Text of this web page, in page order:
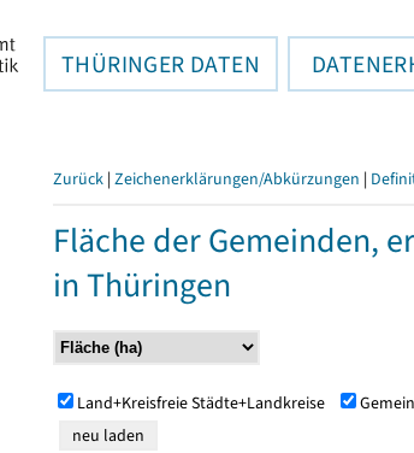
THÜRINGER DATEN
Zurück | Zeichenerklärungen/Abkürzungen |
Fläche der Gemeinden,
in Thüringen
Land+Kreisfreie Städte+Landkreise